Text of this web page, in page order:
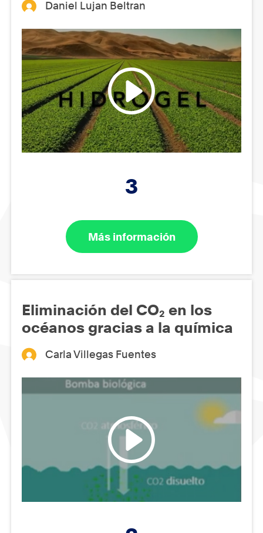
Daniel Lujan Beltran
3
Más información
Eliminación del CO₂ en los
océanos gracias a la química
Carla Villegas Fuentes